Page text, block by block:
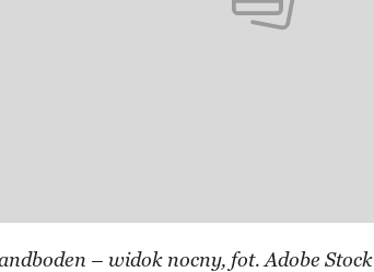
– widok nocny, fot. Adobe Stock